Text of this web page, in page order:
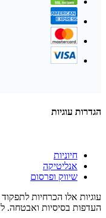
הגדרות עוגיות
חיוניות
אנליטיקה
שיווק ופרסום
עוגיות אלו הכרחיות
העדפות בסיסיות ואבטחה.